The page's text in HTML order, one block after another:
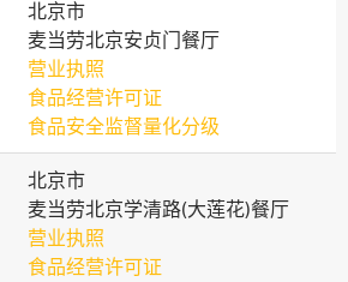
北京市
麦当劳北京安贞门餐厅
营业执照
食品经营许可证
食品安全监督量化分级
北京市
麦当劳北京学清路(大莲花)餐厅
营业执照
食品经营许可证